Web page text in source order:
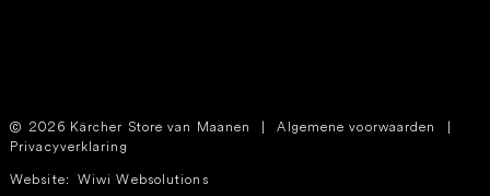
2026 Kärcher Store van Maanen | Algemene voorwaarden
|
Privacyverklaring
Website: Wiwi Websolutions